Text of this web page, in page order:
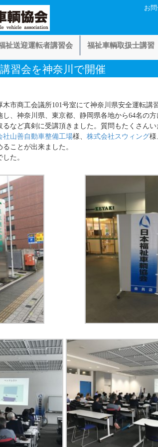
お
祉送迎運転者講習会 福祉車輌取扱士講習
習会を神奈川で開催
市商工会議所101号室にて神奈川県安全運転講
、神奈川県、東京都、静岡県各地から64名の方
など真剣に受講頂きました。質問もたくさんい
社山善自動車整備工場様、 株式会社スウィング様
ことが出来ました。
た。